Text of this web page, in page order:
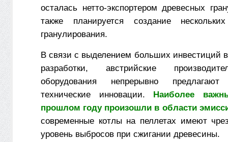
осталась нетто-экспортером древесных
также планируется создание
гранулирования.
В связи с выделением больших инвестиций
разработки, австрийские
оборудования непрерывно
технические инновации. Наиболее
прошлом году произошли в области
современные котлы на пеллетах имеют
уровень выбросов при сжигании древесины.